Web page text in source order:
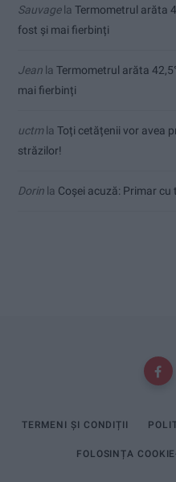
Sauvagela Termometrul arăta
fost și mai fierbinți
Jean la Termometrul arăta
mai fierbinți
uctmla Toți cetățenii vor avea
străzilor!
Dorin la Coșei acuză: Primar
TERMENI ȘI CONDIȚII
FOLOSINȚA